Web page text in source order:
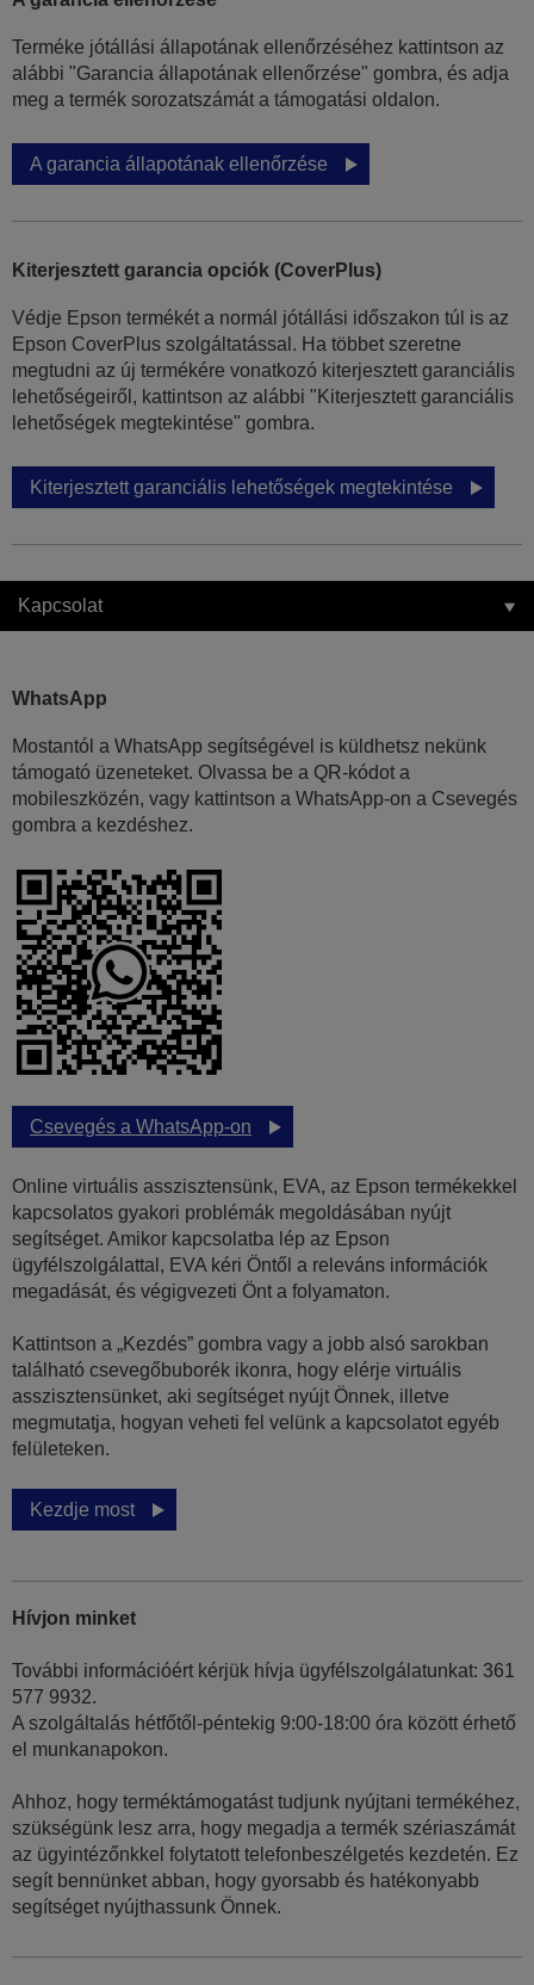
Terméke jótállási állapotának ellenőrzéséhez kattintson az
alábbi "Garancia állapotának ellenőrzése" gombra, és adja
meg a termék sorozatszámát a támogatási oldalon.
A garancia állapotának ellenőrzése
Kiterjesztett garancia opciók (CoverPlus)
Védje Epson termékét a normál jótállási időszakon túl is az
Epson CoverPlus szolgáltatással. Ha többet szeretne
megtudni az új termékére vonatkozó kiterjesztett garanciális
lehetőségeiről, kattintson az alábbi "Kiterjesztett garanciális
lehetőségek megtekintése" gombra.
Kiterjesztett garanciális lehetőségek megtekintése
Kapcsolat
WhatsApp
Mostantól a WhatsApp segítségével is küldhetsz nekünk
támogató üzeneteket. Olvassa be a QR-kódot a
mobileszközén, vagy kattintson a WhatsApp-on a Csevegés
gombra a kezdéshez.
Csevegés a WhatsApp-on
Online virtuális asszisztensünk, EVA, az Epson termékekkel
kapcsolatos gyakori problémák megoldásában nyújt
segítséget. Amikor kapcsolatba lép az Epson
ügyfélszolgálattal, EVA kéri Öntől a releváns információk
megadását, és végigvezeti Önt a folyamaton.
Kattintson a „Kezdés” gombra vagy a jobb alsó sarokban
található csevegőbuborék ikonra, hogy elérje virtuális
asszisztensünket, aki segítséget nyújt Önnek, illetve
megmutatja, hogyan veheti fel velünk a kapcsolatot egyéb
felületeken.
Kezdje most
Hívjon minket
További információért kérjük hívja ügyfélszolgálatunkat: 361
577 9932.
A szolgáltalás hétfőtől-péntekig 9:00-18:00 óra között érhető
el munkanapokon.
Ahhoz, hogy terméktámogatást tudjunk nyújtani termékéhez,
szükségünk lesz arra, hogy megadja a termék szériaszámát
az ügyintézőnkkel folytatott telefonbeszélgetés kezdetén. Ez
segít bennünket abban, hogy gyorsabb és hatékonyabb
segítséget nyújthassunk Önnek.